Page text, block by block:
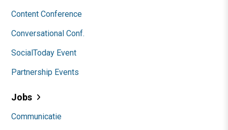
Content Conference
Conversational Conf.
SocialToday Event
Partnership Events
Jobs
Communicatie